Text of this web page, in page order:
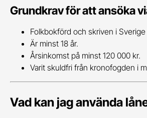
Grundkrav för att ansöka
Folkbokförd och skriven i Sverige
Är minst 18 år.
Årsinkomst på minst 120 000 kr.
Varit skuldfri från kronofogden i
Vad kan jag använda